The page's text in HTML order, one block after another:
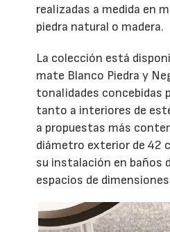
realizadas a medida en
piedra natural o madera.
La colección está
mate Blanco Piedra y
tonalidades concebidas
tanto a interiores de
a propuestas más
diámetro exterior de 42
su instalación en baños
espacios de